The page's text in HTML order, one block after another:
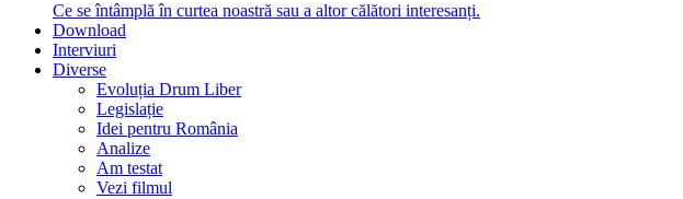
Ce se întâmplă în curtea noastră sau a altor călători interesanți.
Download
Interviuri
Diverse
Evoluția Drum Liber
Legislație
Idei pentru România
Analize
Am testat
Vezi filmul